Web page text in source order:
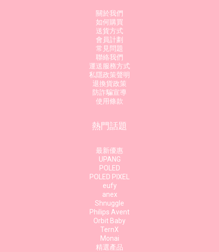
關於我們
如何購買
送貨方式
會員計劃
常見問題
聯絡我們
運送服務方式
私隱政策聲明
退換貨政策
防詐騙宣導
使用條款
熱門話題
最新優惠
UPANG
POLED
POLED PIXEL
eufy
anex
Shnuggle
Philips Avent
Orbit Baby
TernX
Monai
精選產品